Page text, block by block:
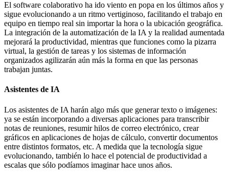
El software colaborativo ha ido viento en popa en los últimos años y
sigue evolucionando a un ritmo vertiginoso, facilitando el trabajo en
equipo en tiempo real sin importar la hora o la ubicación geográfica.
La integración de la automatización de la IA y la realidad aumentada
mejorará la productividad, mientras que funciones como la pizarra
virtual, la gestión de tareas y los sistemas de información
organizados agilizarán aún más la forma en que las personas
trabajan juntas.
Asistentes de IA
Los asistentes de IA harán algo más que generar texto o imágenes:
ya se están incorporando a diversas aplicaciones para transcribir
notas de reuniones, resumir hilos de correo electrónico, crear
gráficos en aplicaciones de hojas de cálculo, convertir documentos
entre distintos formatos, etc. A medida que la tecnología sigue
evolucionando, también lo hace el potencial de productividad a
escalas que sólo podíamos imaginar hace unos años.